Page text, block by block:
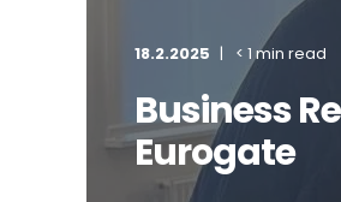
18.2.2025 < 1 min read
Business
Eurogate